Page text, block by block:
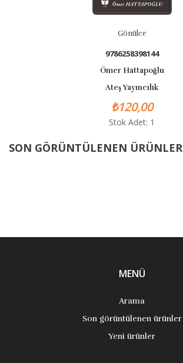
Gönülce
9786258398144
Ömer Hattapoğlu
Ateş Yayıncılık
₺120,00
Stok Adet: 1
SON GÖRÜNTÜLENEN ÜRÜNLER
MENÜ
Arama
Son görüntülenen ürünler
Yeni ürünler